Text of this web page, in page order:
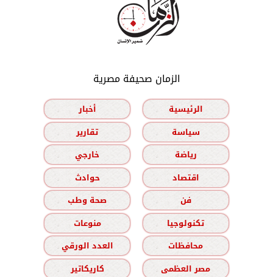
الزمان صحيفة مصرية
الرئيسية
أخبار
سياسة
تقارير
رياضة
خارجي
اقتصاد
حوادث
فن
صحة وطب
تكنولوجيا
منوعات
محافظات
العدد الورقي
مصر العظمى
كاريكاتير